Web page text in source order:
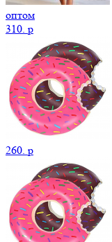
оптом
310. p
260. p